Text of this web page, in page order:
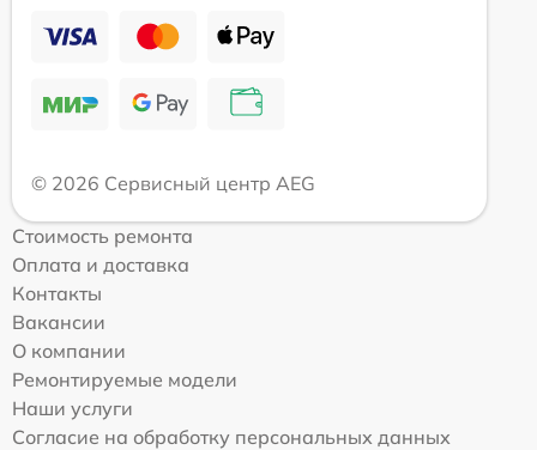
© 2026 Сервисный центр AEG
Стоимость ремонта
Оплата и доставка
Контакты
Вакансии
О компании
Ремонтируемые модели
Наши услуги
Согласие на обработку персональных данных